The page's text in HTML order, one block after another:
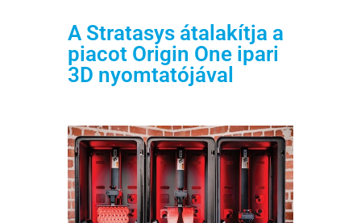
A Stratasys átalakítja a
piacot Origin One ipari
3D nyomtatójával